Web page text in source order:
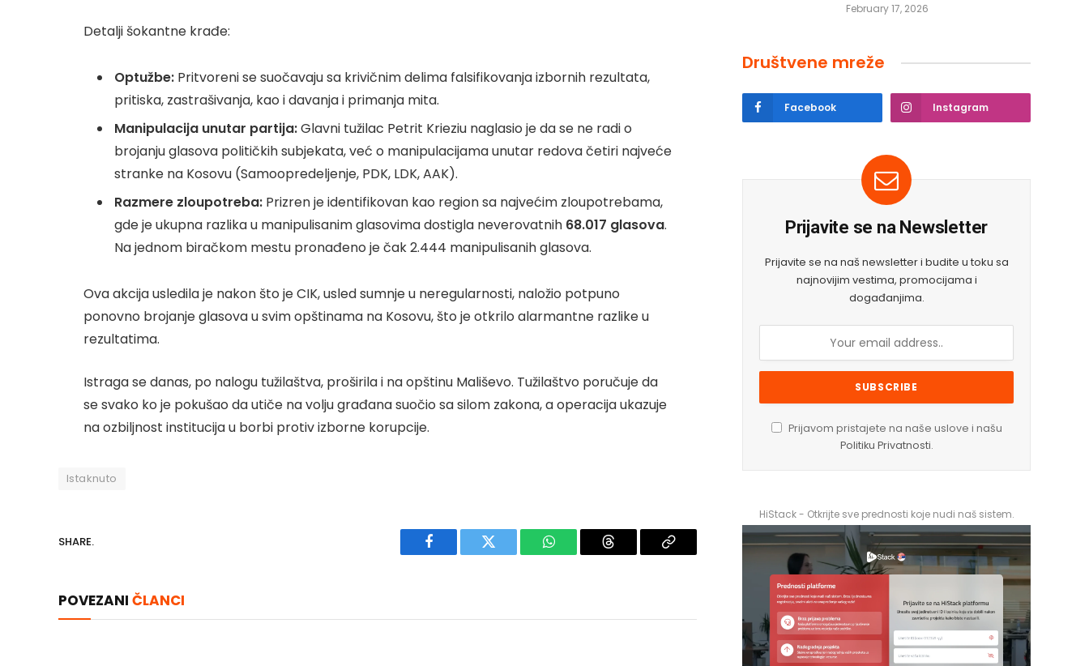
Detalji šokantne krađe:
Optužbe: Pritvoreni se suočavaju sa krivičnim delima falsifikovanja izbornih rezultata,
pritiska, zastrašivanja, kao i davanja i primanja mita.
Manipulacija unutar partija:Glavni tužilac Petrit Krieziu naglasio je da se ne radi o
brojanju glasova političkih subjekata, već o manipulacijama unutar redova četiri najveće
stranke na Kosovu (Samoopredeljenje, PDK, LDK, AAK).
Razmere zloupotreba: Prizren je identifikovan kao region sa najvećim zloupotrebama,
gde je ukupna razlika u manipulisanim glasovima dostigla neverovatnih 68.017 glasova.
Na jednom biračkom mestu pronađeno je čak 2.444 manipulisanih glasova.
Ova akcija usledila je nakon što je CIK, usled sumnje u neregularnosti, naložio potpuno
ponovno brojanje glasova u svim opštinama na Kosovu, što je otkrilo alarmantne razlike u
rezultatima.
Istraga se danas, po nalogu tužilaštva, proširila i na opštinu Mališevo. Tužilaštvo poručuje da
se svako ko je pokušao da utiče na volju građana suočio sa silom zakona, a operacija ukazuje
na ozbiljnost institucija u borbi protiv izborne korupcije.
Istaknuto
SHARE.
Facebook Twitter WhatsAppThreads
Copy
POVEZANI ČLANCI
February 17, 2026
Društvene mreže
Facebook Instagram
Prijavite se na Newsletter
Prijavite se na naš newsletter i budite u toku sa
najnovijim vestima, promocijama i
događanjima.
Prijavom pristajete na naše uslove i našu
Politiku Privatnosti.
HiStack - Otkrijte sve prednosti koje nudi naš sistem.